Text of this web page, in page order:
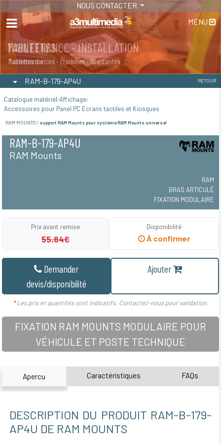
NOUS CONTACTER
MENU
MAINTENANCE - INSTALLATION
Maintenance
TABLETTES
Tablettes durcies - Étanches - Résistantes
RAM-B-179-AP4U RETOUR
Catalogue matériel Affichage
Accessoires pour Panel PC Ecrans tactiles et Kiosques
RAM MOUNTS / support RAM Mounts pour système RAM Mounts universel
RAM-B-179-AP4U
RAM Mounts
RAM
BRAS ARTICULÉ
FIXATION MODULAIRE
Prix avant remise
55.64€
Disponibilité
À confirmer
Demander
devis/disponibilité
Ajouter
*Les prix et quantités sont indicatifs. Contactez-nous pour validation.
FIXATION RAM MOUNTS MODULAIRE POUR
VÉHICULE ET POSTE TECHNIQUE
Apercu Caractéristiques FAQs
DESCRIPTION DU PRODUIT RAM-B-179-
AP4U DE RAM MOUNTS